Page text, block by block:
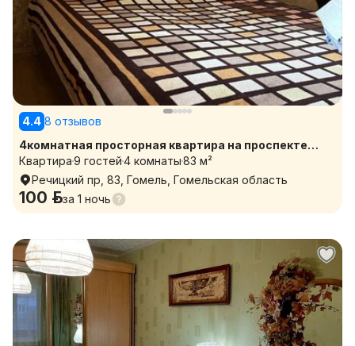
4.4 8 отзывов
4комнатная просторная квартира на проспекте
Речицком
Квартира9 гостей4 комнаты83 м²
Речицкий пр, 83, Гомель, Гомельская область
100 р.за 1 ночь